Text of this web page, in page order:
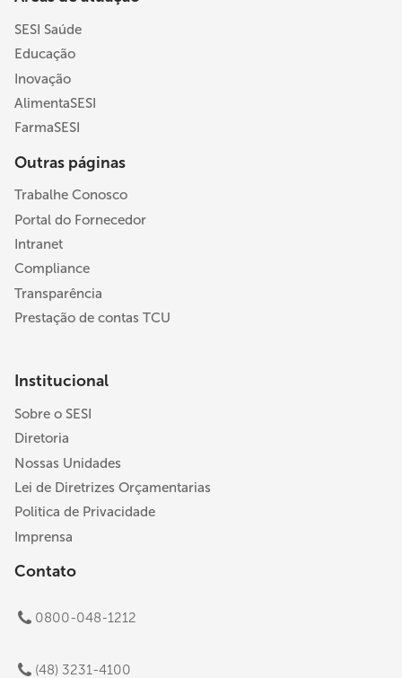
SESI Saúde
Educação
Inovação
AlimentaSESI
FarmaSESI
Outras páginas
Trabalhe Conosco
Portal do Fornecedor
Intranet
Compliance
Transparência
Prestação de contas TCU
Institucional
Sobre o SESI
Diretoria
Nossas Unidades
Lei de Diretrizes Orçamentarias
Politica de Privacidade
Imprensa
Contato
0800-048-1212
(48) 3231-4100